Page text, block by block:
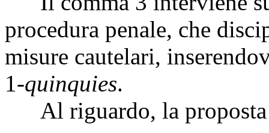
procedura penale, che
misure cautelari,
1-quinquies.
Al riguardo, la proposta